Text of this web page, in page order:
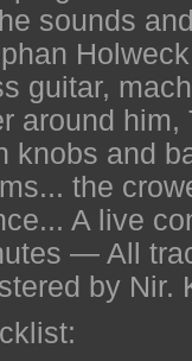
sounds
guitar,
around him,
knobs and
the
A live
— All
by Nir.